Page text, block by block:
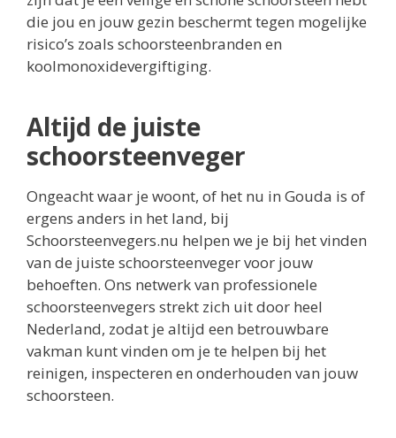
die jou en jouw gezin beschermt tegen mogelijke
risico’s zoals schoorsteenbranden en
koolmonoxidevergiftiging.
Altijd de juiste
schoorsteenveger
Ongeacht waar je woont, of het nu in Gouda is of
ergens anders in het land, bij
Schoorsteenvegers.nu helpen we je bij het vinden
van de juiste schoorsteenveger voor jouw
behoeften. Ons netwerk van professionele
schoorsteenvegers strekt zich uit door heel
Nederland, zodat je altijd een betrouwbare
vakman kunt vinden om je te helpen bij het
reinigen, inspecteren en onderhouden van jouw
schoorsteen.